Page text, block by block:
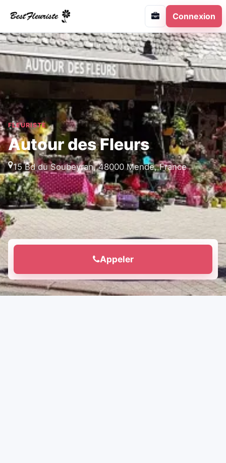
Connexion
FLEURISTE
Autour des Fleurs
15 Bd du Soubeyran, 48000 Mende, France
Appeler